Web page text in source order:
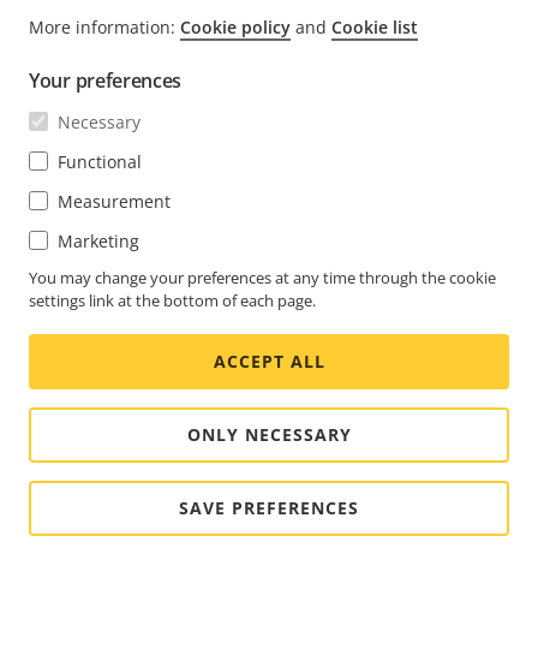
More information: Cookie policy and Cookie list
Your preferences
Necessary
Functional
Measurement
Marketing
You may change your preferences at any time through the cookie
settings link at the bottom of each page.
ACCEPT ALL
ONLY NECESSARY
SAVE PREFERENCES